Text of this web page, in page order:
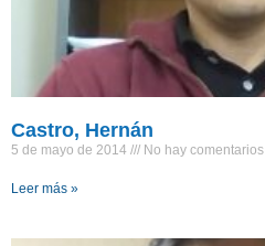
Castro, Hernán
5 de mayo de 2014 No hay comentarios
Leer más »